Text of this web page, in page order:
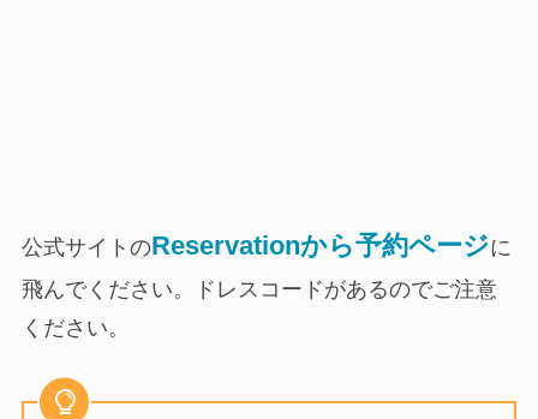
公式サイトのReservationから予約ページに
飛んでください。ドレスコードがあるのでご注意
ください。